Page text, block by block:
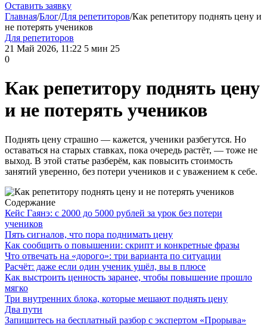
Оставить заявку
Главная/Блог/Для репетиторов/Как репетитору поднять цену и
не потерять учеников
Для репетиторов
21 Май 2026, 11:22 5 мин 25
0
Как репетитору поднять цену
и не потерять учеников
Поднять цену страшно — кажется, ученики разбегутся. Но
оставаться на старых ставках, пока очередь растёт, — тоже не
выход. В этой статье разберём, как повысить стоимость
занятий уверенно, без потери учеников и с уважением к себе.
Содержание
Кейс Гаянэ: с 2000 до 5000 рублей за урок без потери
учеников
Пять сигналов, что пора поднимать цену
Как сообщить о повышении: скрипт и конкретные фразы
Что отвечать на «дорого»: три варианта по ситуации
Расчёт: даже если один ученик ушёл, вы в плюсе
Как выстроить ценность заранее, чтобы повышение прошло
мягко
Три внутренних блока, которые мешают поднять цену
Два пути
Запишитесь на бесплатный разбор с экспертом «Прорыва»